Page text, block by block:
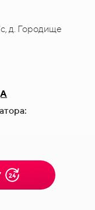
д. Городище